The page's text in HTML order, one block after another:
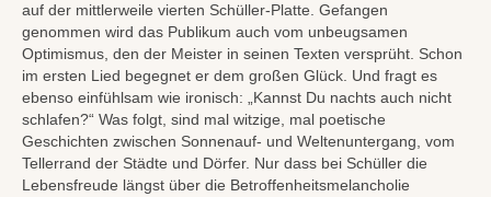
auf der mittlerweile vierten Schüller-Platte. Gefangen
genommen wird das Publikum auch vom unbeugsamen
Optimismus, den der Meister in seinen Texten versprüht. Schon
im ersten Lied begegnet er dem großen Glück. Und fragt es
ebenso einfühlsam wie ironisch: „Kannst Du nachts auch nicht
schlafen?“ Was folgt, sind mal witzige, mal poetische
Geschichten zwischen Sonnenauf- und Weltenuntergang, vom
Tellerrand der Städte und Dörfer. Nur dass bei Schüller die
Lebensfreude längst über die Betroffenheitsmelancholie